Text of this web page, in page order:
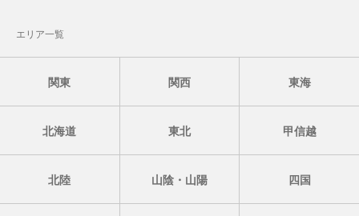
エリア一覧
関東 関西 東海
北海道 東北 甲信越
北陸 山陰・山陽 四国